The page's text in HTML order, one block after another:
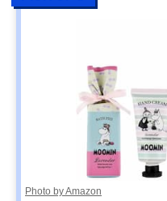
Photo by Amazon